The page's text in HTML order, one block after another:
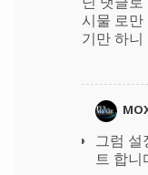
시물 로만
기만 하
그럼 설
트 합니